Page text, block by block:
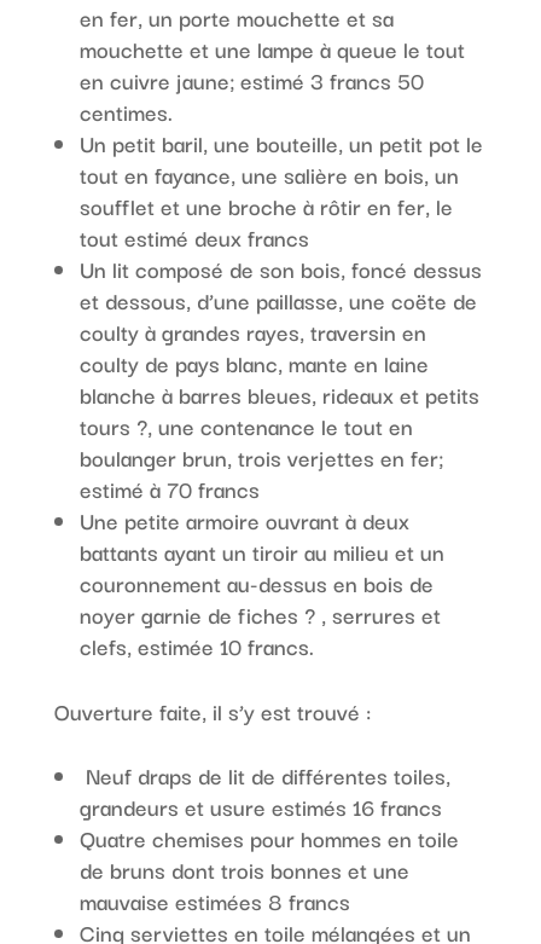
en fer, un porte mouchette et sa
mouchette et une lampe à queue le tout
en cuivre jaune; estimé 3 francs 50
centimes.
Un petit baril, une bouteille, un petit pot le
tout en fayance, une salière en bois, un
soufflet et une broche à rôtir en fer, le
tout estimé deux francs
Un lit composé de son bois, foncé dessus
et dessous, d’une paillasse, une coëte de
coulty à grandes rayes, traversin en
coulty de pays blanc, mante en laine
blanche à barres bleues, rideaux et petits
tours ?, une contenance le tout en
boulanger brun, trois verjettes en fer;
estimé à 70 francs
Une petite armoire ouvrant à deux
battants ayant un tiroir au milieu et un
couronnement au-dessus en bois de
noyer garnie de fiches ? , serrures et
clefs, estimée 10 francs.
Ouverture faite, il s’y est trouvé :
Neuf draps de lit de différentes toiles,
grandeurs et usure estimés 16 francs
Quatre chemises pour hommes en toile
de bruns dont trois bonnes et une
mauvaise estimées 8 francs
Cinq serviettes en toile mélangées et un